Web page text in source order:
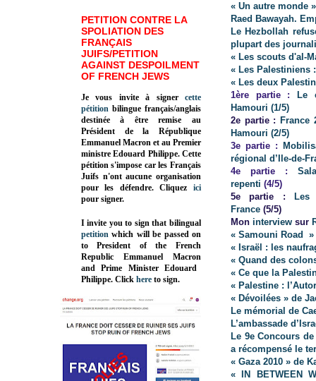
« Un autre monde
Raed Bawayah.
Le Hezbollah
plupart des
« Les scouts d'al-
« Les Palestiniens
« Les deux
1ère partie :
Le
Hamouri (1/5)
2e partie : France
Hamouri (2/5)
3e partie :
régional d’Ile-de-
4e partie :
repenti (4/5)
5e partie :
Les
France (5/5)
Mon interview sur
« Samouni Road »
« Israël : les
« Quand des
« Ce que la
« Palestine :
« Dévoilées » de
Le mémorial de
L’ambassade
Le 9e Concours
a récompensé le
« Gaza 2010 » de
« IN BETWEEN
PETITION CONTRE LA
SPOLIATION DES
FRANÇAIS
JUIFS/PETITION
AGAINST DESPOILMENT
OF FRENCH JEWS
Je vous invite à signer cette
pétition bilingue français/anglais
destinée à être remise au
Président de la République
Emmanuel Macron et au Premier
ministre Edouard Philippe. Cette
pétition s'impose car les Français
Juifs n'ont aucune organisation
pour les défendre. Cliquez
ici
pour signer.
I invite you to sign that bilingual
petition which will be passed on
to President of the French
Republic Emmanuel Macron
and Prime MinisterEdouard
Philippe. Click here to sign.